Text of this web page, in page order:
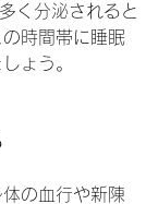
く分泌されると
時間帯に睡眠
ょう。
の血行や新陳